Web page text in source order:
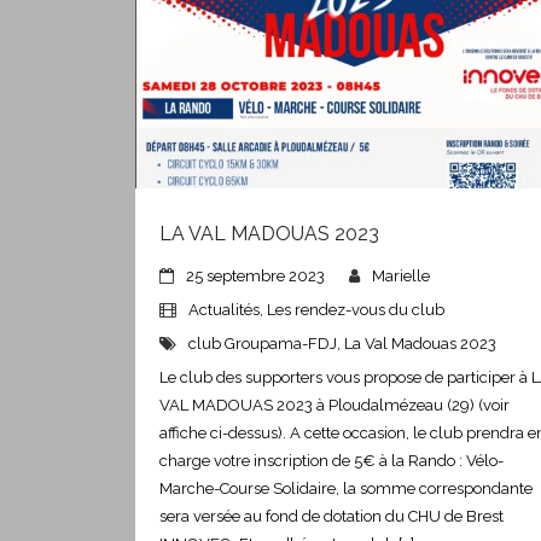
LA VAL MADOUAS 2023
25 septembre 2023
Marielle
Actualités Les rendez-vous du club
club Groupama-FDJ La Val Madouas 2023
Le club des supporters vous propose de participer à
VAL MADOUAS 2023 à Ploudalmézeau (29) (voir
affiche ci-dessus). A cette occasion, le club prendra
charge votre inscription de 5€ à la Rando : Vélo-
Marche-Course Solidaire, la somme correspondante
sera versée au fond de dotation du CHU de Brest